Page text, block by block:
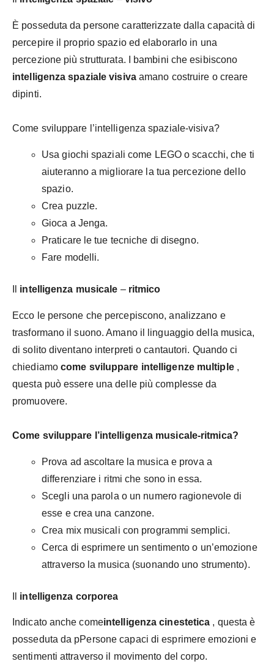
È posseduta da persone caratterizzate dalla capacità di
percepire il proprio spazio ed elaborarlo in una
percezione più strutturata. I bambini che esibiscono
intelligenza spaziale visivaamano costruire o creare
dipinti.
Come sviluppare l’intelligenza spaziale-visiva?
Usa giochi spaziali come LEGO o scacchi, che ti
aiuteranno a migliorare la tua percezione dello
spazio.
Crea puzzle.
Gioca a Jenga.
Praticare le tue tecniche di disegno.
Fare modelli.
intelligenza musicale – ritmico
Ecco le persone che percepiscono, analizzano e
trasformano il suono. Amano il linguaggio della musica,
di solito diventano interpreti o cantautori. Quando ci
chiediamo come sviluppare intelligenze multiple,
questa può essere una delle più complesse da
promuovere.
Come sviluppare l’intelligenza musicale-ritmica?
Prova ad ascoltare la musica e prova a
differenziare i ritmi che sono in essa.
Scegli una parola o un numero ragionevole di
esse e crea una canzone.
Crea mix musicali con programmi semplici.
Cerca di esprimere un sentimento o un’emozione
attraverso la musica (suonando uno strumento).
intelligenza corporea
Indicato anche comeintelligenza cinestetica , questa è
posseduta da pPersone capaci di esprimere emozioni e
sentimenti attraverso il movimento del corpo.